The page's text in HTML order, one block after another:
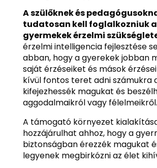
A szülőknek és
tudatosan kell foglalkozniuk a
gyermekek érzelmi
érzelmi intelligencia fejlesztése
abban, hogy a gyerekek jobban
saját érzéseiket és mások
kívül fontos teret adni számukra
kifejezhessék magukat és
aggodalmaikról vagy félelmeikről.
A támogató környezet
hozzájárulhat ahhoz, hogy a
biztonságban érezzék magukat
legyenek megbirkózni az élet